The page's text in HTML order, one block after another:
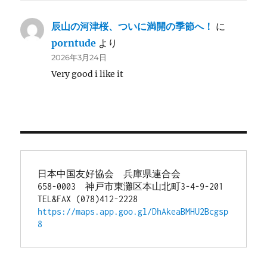
辰山の河津桜、ついに満開の季節へ！ に
porntude より
2026年3月24日
Very good i like it
日本中国友好協会　兵庫県連合会
658-0003　神戸市東灘区本山北町3-4-9-201
TEL&FAX (078)412-2228
https://maps.app.goo.gl/DhAkeaBMHU2Bcgsp
8